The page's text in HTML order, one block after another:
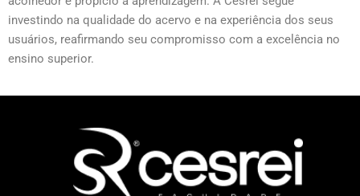
investindo na qualidade do acervo e na experiência dos seus
usuários, reafirmando seu compromisso com a excelência no
ensino superior.